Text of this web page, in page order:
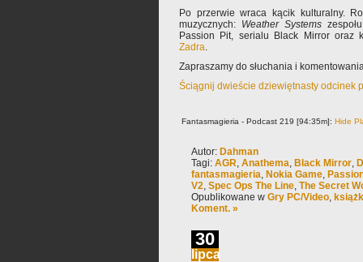
Po przerwie wraca kącik kulturalny.
muzycznych: Weather Systems
Passion Pit, serialu Black Mirror oraz
Zadra.
Zapraszamy do słuchania i
Ściągnij dwieście dziewiętnasty odcinek
Fantasmagieria - Podcast 219 [94:35m]: Hide
Autor: Dahman
Tagi: AGR, Anathema, Black Mirror,
fantasmagieria, Nokia Game,
V2, Spec Ops The Line, The Secret
Opublikowane w Gry PC/Video,
Koment. »
30
lipca